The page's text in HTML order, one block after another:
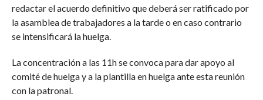
redactar el acuerdo definitivo que deberá ser ratificado por
la asamblea de trabajadores a la tarde o en caso contrario
se intensificará la huelga.
La concentración a las 11h se convoca para dar apoyo al
comité de huelga y a la plantilla en huelga ante esta reunión
con la patronal.